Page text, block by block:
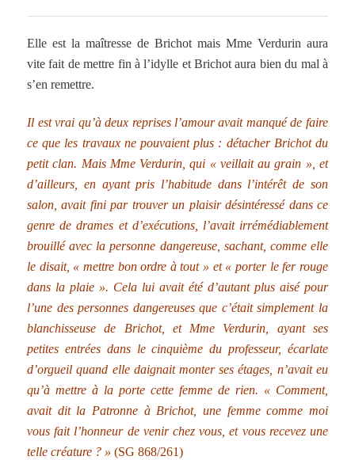
Elle est la maîtresse de Brichot mais Mme Verdurin aura
vite fait de mettre fin à l’idylle et Brichot aura bien du mal à
s’en remettre.
Il est vrai qu’à deux reprises l’amour avait manqué de faire
ce que les travaux ne pouvaient plus : détacher Brichot du
petit clan. Mais Mme Verdurin, qui « veillait au grain », et
d’ailleurs, en ayant pris l’habitude dans l’intérêt de son
salon, avait fini par trouver un plaisir désintéressé dans ce
genre de drames et d’exécutions, l’avait irrémédiablement
brouillé avec la personne dangereuse, sachant, comme elle
le disait, « mettre bon ordre à tout » et « porter le fer rouge
dans la plaie ». Cela lui avait été d’autant plus aisé pour
l’une des personnes dangereuses que c’était simplement la
blanchisseuse de Brichot, et Mme Verdurin, ayant ses
petites entrées dans le cinquième du professeur, écarlate
d’orgueil quand elle daignait monter ses étages, n’avait eu
qu’à mettre à la porte cette femme de rien. « Comment,
avait dit la Patronne à Brichot, une femme comme moi
vous fait l’honneur de venir chez vous, et vous recevez une
telle créature ? »(SG 868/261)